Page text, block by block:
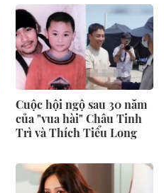
Cuộc hội ngộ sau 30 năm
của "vua hài" Châu Tinh
Trì và Thích Tiểu Long